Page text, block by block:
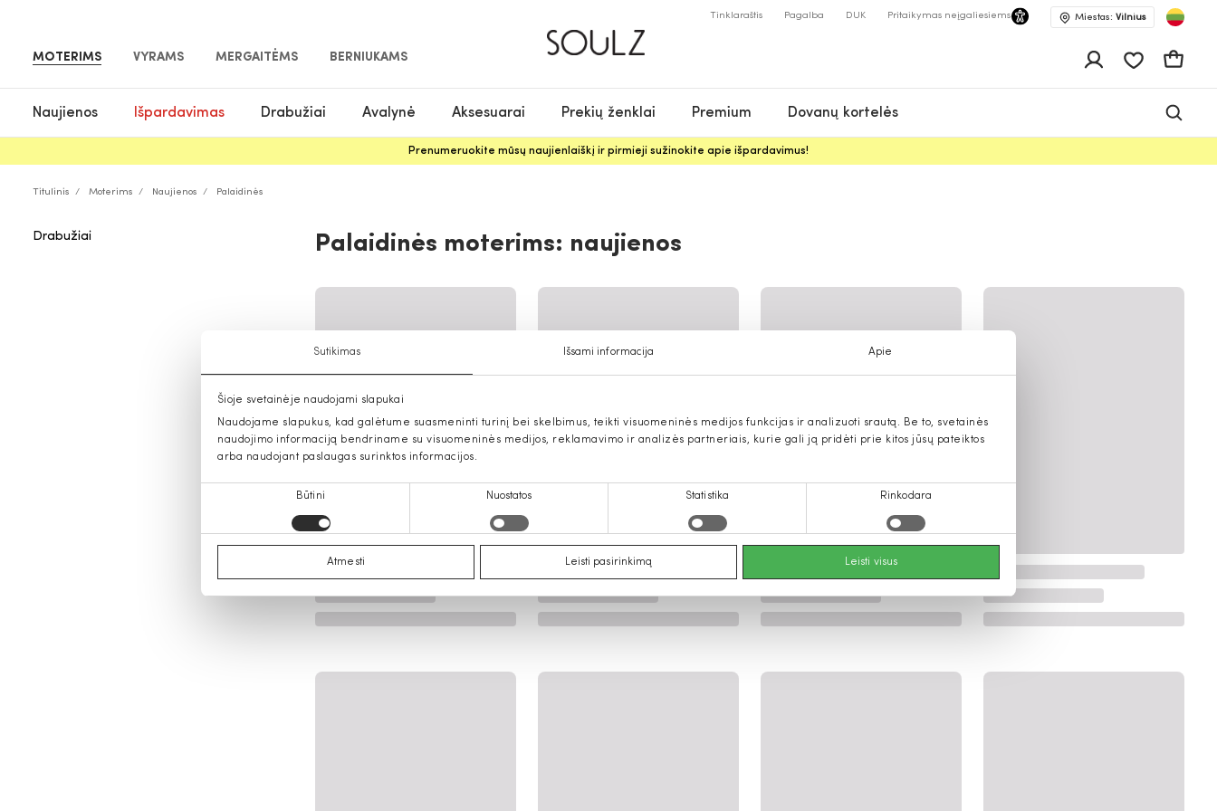
Sutikimas Išsami informacija Apie
Šioje svetainėje naudojami slapukai
Naudojame slapukus, kad galėtume suasmeninti turinį bei skelbimus, teikti visuomeninės medijos funkcijas ir analizuoti srautą. Be to, svetainės
naudojimo informaciją bendriname su visuomeninės medijos, reklamavimo ir analizės partneriais, kurie gali ją pridėti prie kitos jūsų pateiktos
arba naudojant paslaugas surinktos informacijos.
Būtini Nuostatos Statistika Rinkodara
Atmesti Leisti pasirinkimą Leisti visus
MOTERIMS VYRAMS MERGAITĖMS BERNIUKAMS
Tinklaraštis Pagalba DUK Pritaikymas neįgaliesiems Miestas: Vilnius
Pageidavimų
Naujienos Išpardavimas Drabužiai Avalynė Aksesuarai Prekių ženklai Premium Dovanų kortelės
Prenumeruokite mūsų naujienlaiškį ir pirmieji sužinokite apie išpardavimus!
Titulinis Moterims Naujienos Palaidinės
Drabužiai Palaidinės moterims: naujienos